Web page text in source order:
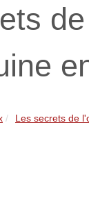
Les secrets de